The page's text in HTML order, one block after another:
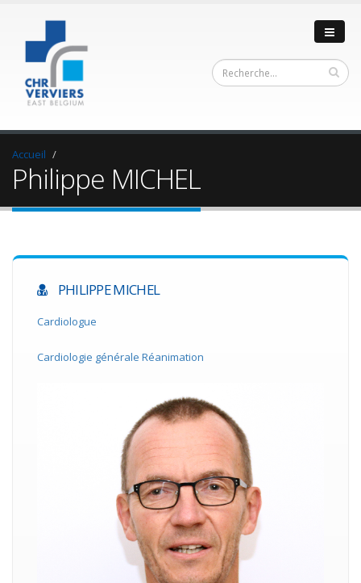
Accueil
Philippe MICHEL
PHILIPPE MICHEL
Cardiologue
Cardiologie générale Réanimation